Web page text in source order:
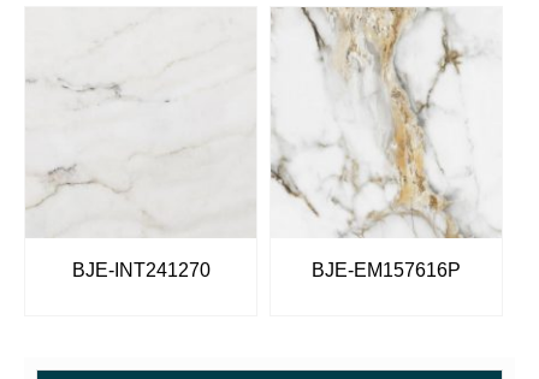
BJE-INT241270 BJE-EM157616P